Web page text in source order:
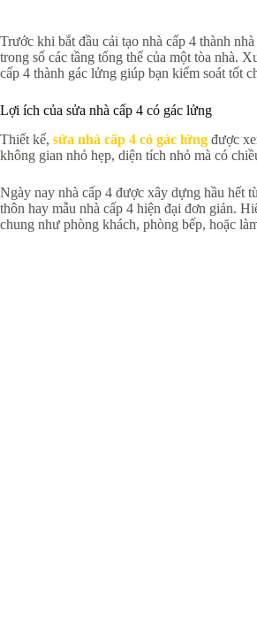
Trước khi bắt đầu cải tạo nhà cấp 4 thành
trong số các tầng tổng thể của một tòa nhà.
cấp 4 thành gác lửng giúp bạn kiểm soát tốt
Lợi ích của sửa nhà cấp 4 có gác lửng
Thiết kế, sửa nhà cấp 4 có gác lửng được
không gian nhỏ hẹp, diện tích nhỏ mà có
Ngày nay nhà cấp 4 được xây dựng hầu hết
thôn hay mẫu nhà cấp 4 hiện đại đơn giản.
chung như phòng khách, phòng bếp, hoặc